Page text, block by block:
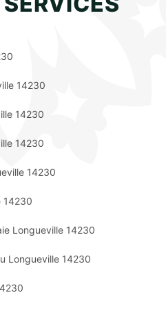
14230
14230
14230
14230
14230
Longueville 14230
Longueville 14230